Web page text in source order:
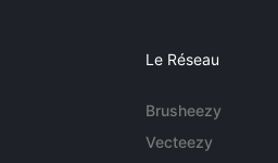
Le Réseau
Brusheezy
Vecteezy